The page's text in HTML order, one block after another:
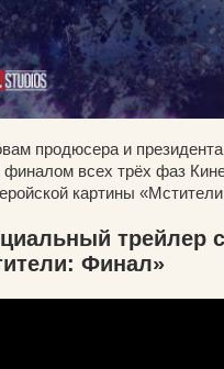
продюсера и
финалом всех трёх фаз
картины
трейлер
Финал»